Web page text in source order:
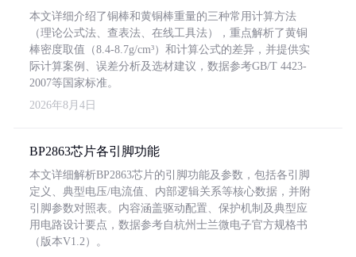
本文详细介绍了铜棒和黄铜棒重量的三种常用计算方法
（理论公式法、查表法、在线工具法），重点解析了黄铜
棒密度取值（8.4-8.7g/cm³）和计算公式的差异，并提供实
际计算案例、误差分析及选材建议，数据参考GB/T 4423-
2007等国家标准。
2026年8月4日
BP2863芯片各引脚功能
本文详细解析BP2863芯片的引脚功能及参数，包括各引脚
定义、典型电压/电流值、内部逻辑关系等核心数据，并附
引脚参数对照表。内容涵盖驱动配置、保护机制及典型应
用电路设计要点，数据参考自杭州士兰微电子官方规格书
（版本V1.2）。